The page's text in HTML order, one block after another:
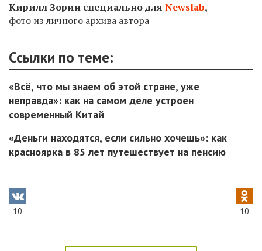
Кирилл Зорин специально для Newslab,
фото из личного архива автора
Ссылки по теме:
«Всё, что мы знаем об этой стране, уже
неправда»: как на самом деле устроен
современный Китай
«Деньги находятся, если сильно хочешь»: как
красноярка в 85 лет путешествует на пенсию
10 10